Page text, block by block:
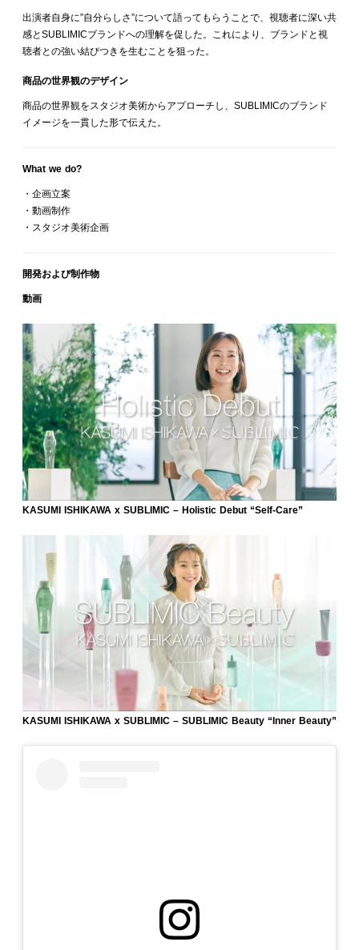
出演者自身に”自分らしさ”について語ってもらうことで、視聴者に深い共
感とSUBLIMICブランドへの理解を促した。これにより、ブランドと視
聴者との強い結びつきを生むことを狙った。
商品の世界観のデザイン
商品の世界観をスタジオ美術からアプローチし、SUBLIMICのブランド
イメージを一貫した形で伝えた。
What we do?
・企画立案
・動画制作
・スタジオ美術企画
開発および制作物
動画
KASUMI ISHIKAWA x SUBLIMIC – Holistic Debut “Self-Care”
KASUMI ISHIKAWA x SUBLIMIC – SUBLIMIC Beauty “Inner Beauty”